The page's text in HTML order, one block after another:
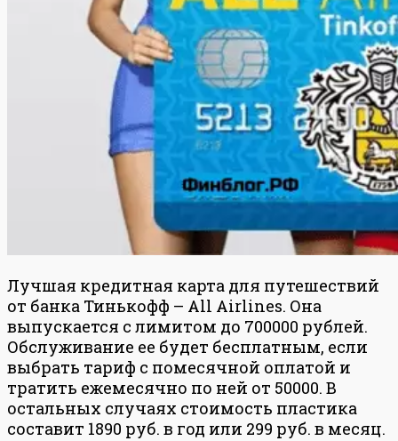
Лучшая кредитная карта для путешествий
от банка Тинькофф – All Airlines. Она
выпускается с лимитом до 700000 рублей.
Обслуживание ее будет бесплатным, если
выбрать тариф с помесячной оплатой и
тратить ежемесячно по ней от 50000. В
остальных случаях стоимость пластика
составит 1890 руб. в год или 299 руб. в месяц.